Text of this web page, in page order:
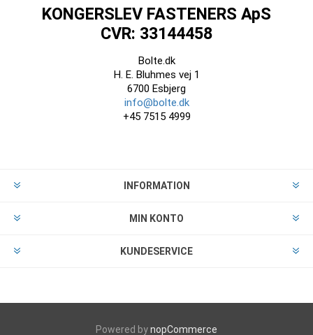
KONGERSLEV FASTENERS ApS
CVR: 33144458
Bolte.dk
H. E. Bluhmes vej 1
6700 Esbjerg
info@bolte.dk
+45 7515 4999
INFORMATION
MIN KONTO
KUNDESERVICE
Powered bynopCommerce